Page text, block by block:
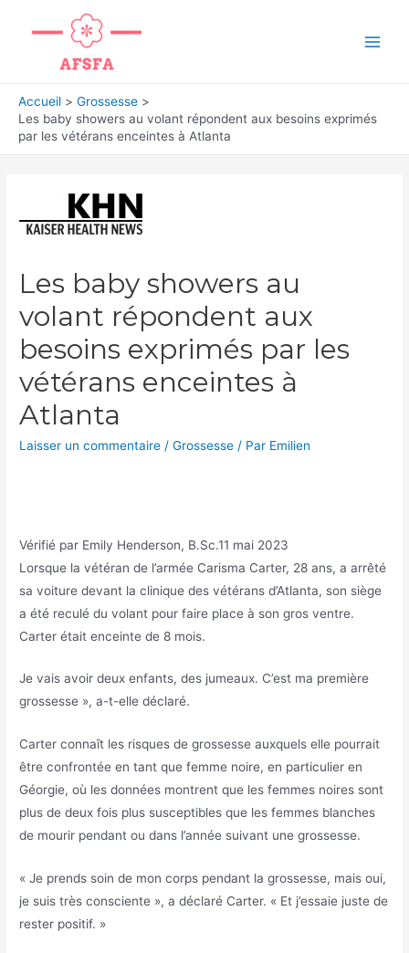
Accueil
Grossesse
Les baby showers au volant répondent aux besoins exprimés
par les vétérans enceintes à Atlanta
Les baby showers au
volant répondent aux
besoins exprimés par les
vétérans enceintes à
Atlanta
Laisser un commentaire /Grossesse / Par Emilien
Vérifié par Emily Henderson, B.Sc.11 mai 2023
Lorsque la vétéran de l’armée Carisma Carter, 28 ans, a arrêté
sa voiture devant la clinique des vétérans d’Atlanta, son siège
a été reculé du volant pour faire place à son gros ventre.
Carter était enceinte de 8 mois.
Je vais avoir deux enfants, des jumeaux. C’est ma première
grossesse », a-t-elle déclaré.
Carter connaît les risques de grossesse auxquels elle pourrait
être confrontée en tant que femme noire, en particulier en
Géorgie, où les données montrent que les femmes noires sont
plus de deux fois plus susceptibles que les femmes blanches
de mourir pendant ou dans l’année suivant une grossesse.
« Je prends soin de mon corps pendant la grossesse, mais oui,
je suis très consciente », a déclaré Carter. « Et j’essaie juste de
rester positif. »